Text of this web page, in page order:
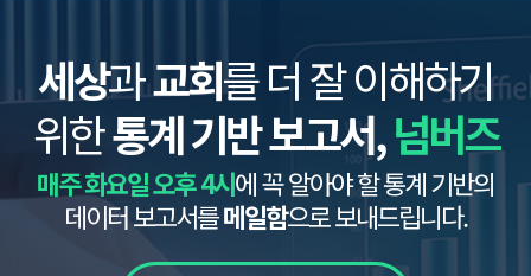
세상과교회를 더 잘 이해하기
위한통계 기반 보고서,넘버즈
매주 화요일 오후 4시에 꼭 알아야 할 통계 기반의
데이터 보고서를메일함으로 보내드립니다.